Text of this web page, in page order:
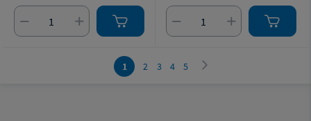
1 2 3 4 5